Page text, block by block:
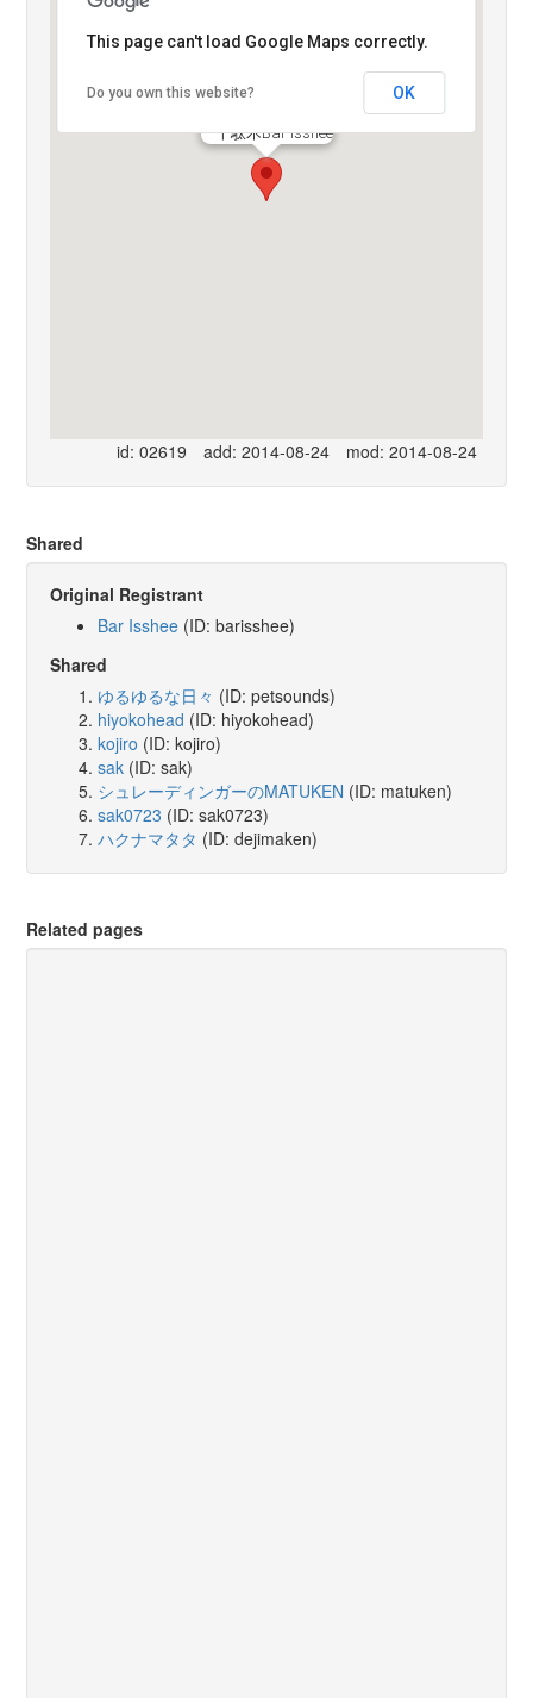
千駄木Bar Isshee
This page can't load Google Maps correctly.
Do you own this website? OK
id: 02619 add: 2014-08-24 mod: 2014-08-24
Shared
Original Registrant
Bar Isshee (ID: barisshee)
Shared
ゆるゆるな日々 (ID: petsounds)
hiyokohead (ID: hiyokohead)
kojiro (ID: kojiro)
sak (ID: sak)
シュレーディンガーのMATUKEN (ID: matuken)
sak0723 (ID: sak0723)
ハクナマタタ (ID: dejimaken)
Related pages